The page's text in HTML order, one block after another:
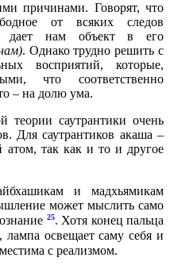
причинами. Говорят, что
от всяких следов
дает нам объект в его
. Однако трудно решить с
восприятий, которые,
что соответственно
– на долю ума.
саутрантики очень
Для саутрантиков акаша –
так как и то и другое
и мадхьямикам
может мыслить само
25. Хотя конец пальца
лампа освещает саму себя и
с реализмом.